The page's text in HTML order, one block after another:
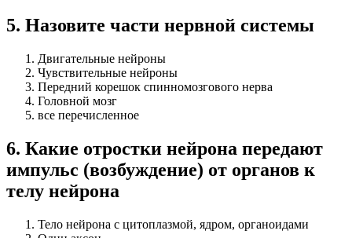
5. Назовите части нервной системы
Двигательные нейроны
Чувствительные нейроны
Передний корешок спинномозгового нерва
Головной мозг
все перечисленное
6. Какие отростки нейрона передают
импульс (возбуждение) от органов к
телу нейрона
Тело нейрона с цитоплазмой, ядром, органоидами